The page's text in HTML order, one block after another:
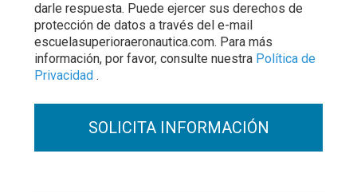
darle respuesta. Puede ejercer sus derechos de
protección de datos a través del e-mail
escuelasuperioraeronautica.com. Para más
información, por favor, consulte nuestra Política de
Privacidad .